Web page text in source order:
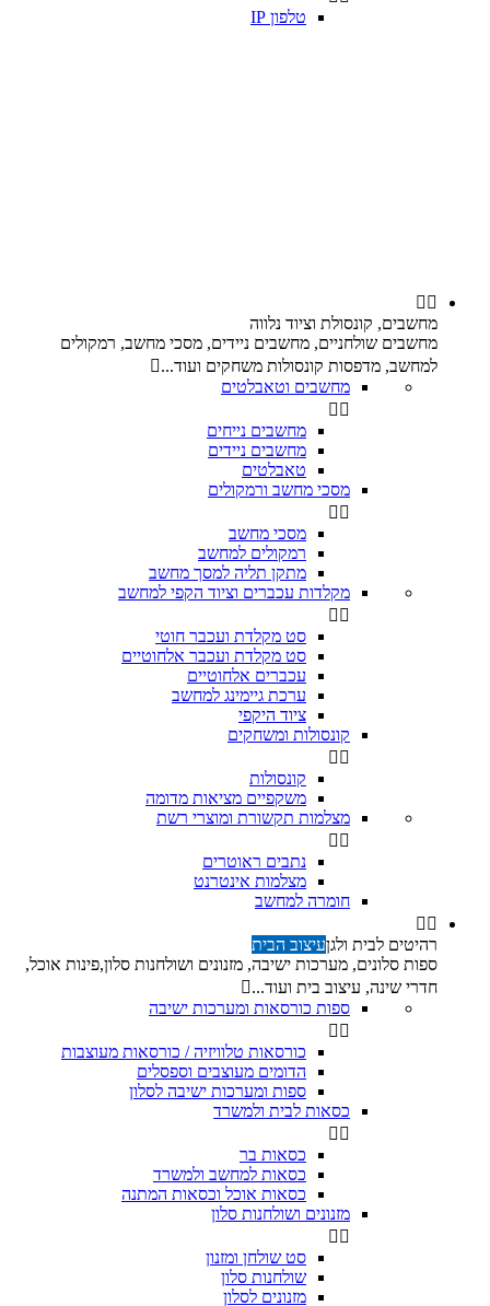
טלפון IP
 
מחשבים, קונסולת וציוד נלווה
מחשבים שולחניים, מחשבים ניידים, מסכי מחשב, רמקולים
למחשב, מדפסות קונסולות משחקים ועוד...
מחשבים וטאבלטים
 
מחשבים נייחים
מחשבים ניידים
טאבלטים
מסכי מחשב ורמקולים
 
מסכי מחשב
רמקולים למחשב
מתקן תליה למסך מחשב
מקלדות עכברים וציוד הקפי למחשב
 
סט מקלדת ועכבר חוטי
סט מקלדת ועכבר אלחוטיים
עכברים אלחוטיים
ערכת גיימינג למחשב
ציוד היקפי
קונסולות ומשחקים
 
קונסולות
משקפיים מציאות מדומה
מצלמות תקשורת ומוצרי רשת
 
נתבים ראוטרים
מצלמות אינטרנט
חומרה למחשב
 
רהיטים לבית ולגןעיצוב הבית
ספות סלונים, מערכות ישיבה, מזנונים ושולחנות סלון,פינות אוכל,
חדרי שינה, עיצוב בית ועוד...
ספות כורסאות ומערכות ישיבה
 
כורסאות טלוויזיה / כורסאות מעוצבות
הדומים מעוצבים וספסלים
ספות ומערכות ישיבה לסלון
כסאות לבית ולמשרד
 
כסאות בר
כסאות למחשב ולמשרד
כסאות אוכל וכסאות המתנה
מזנונים ושולחנות סלון
 
סט שולחן ומזנון
שולחנות סלון
מזנונים לסלון